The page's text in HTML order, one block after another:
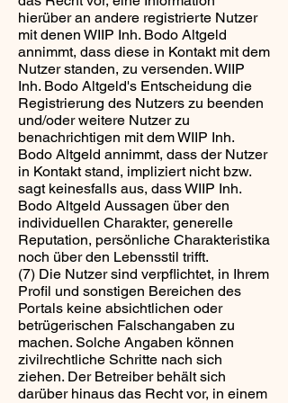
hierüber an andere registrierte Nutzer
mit denen WIIP Inh. Bodo Altgeld
annimmt, dass diese in Kontakt mit dem
Nutzer standen, zu versenden. WIIP
Inh. Bodo Altgeld's Entscheidung die
Registrierung des Nutzers zu beenden
und/oder weitere Nutzer zu
benachrichtigen mit dem WIIP Inh.
Bodo Altgeld annimmt, dass der Nutzer
in Kontakt stand, impliziert nicht bzw.
sagt keinesfalls aus, dass WIIP Inh.
Bodo Altgeld Aussagen über den
individuellen Charakter, generelle
Reputation, persönliche Charakteristika
noch über den Lebensstil trifft.
(7) Die Nutzer sind verpflichtet, in Ihrem
Profil und sonstigen Bereichen des
Portals keine absichtlichen oder
betrügerischen Falschangaben zu
machen. Solche Angaben können
zivilrechtliche Schritte nach sich
ziehen. Der Betreiber behält sich
darüber hinaus das Recht vor, in einem